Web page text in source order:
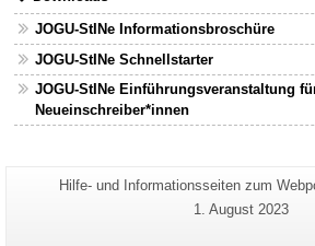
JOGU-StINe Informationsbroschüre
JOGU-StINe Schnellstarter
JOGU-StINe Einführungsveranstaltung
Neueinschreiber*innen
Seiten-
Hilfe- und Informationsseiten zum
Letzte
1. August 2023